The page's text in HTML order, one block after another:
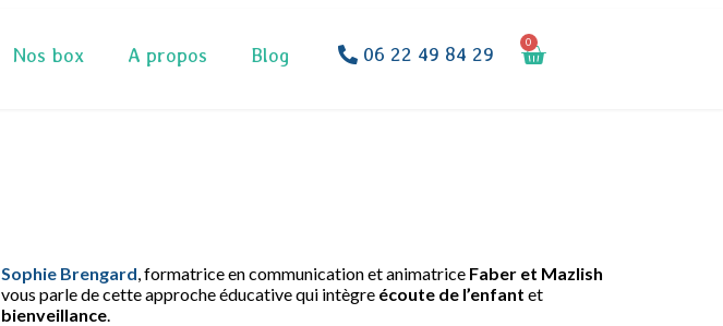
Nos box A propos Blog 06 22 49 84 29
0
Sophie Brengard , formatrice en communication et animatrice Faber et Mazlish
vous parle de cette approche éducative qui intègre écoute de l’enfant et
bienveillance